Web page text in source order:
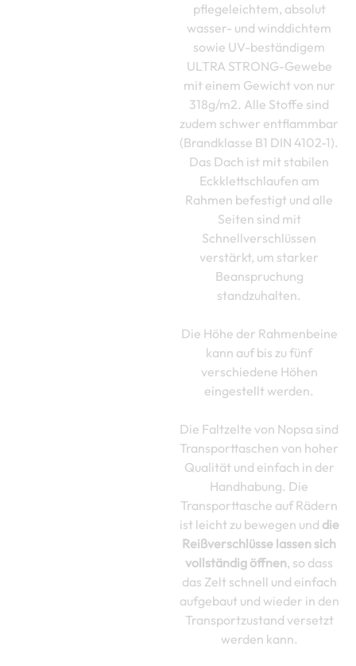
pflegeleichtem, absolut
wasser- und winddichtem
sowie UV-beständigem
ULTRA STRONG-Gewebe
mit einem Gewicht von nur
318g/m2. Alle Stoffe sind
zudem schwer entflammbar
(Brandklasse B1 DIN 4102-1).
Das Dach ist mit stabilen
Eckklettschlaufen am
Rahmen befestigt und alle
Seiten sind mit
Schnellverschlüssen
verstärkt, um starker
Beanspruchung
standzuhalten.
Die Höhe der Rahmenbeine
kann auf bis zu fünf
verschiedene Höhen
eingestellt werden.
Die Faltzelte von Nopsa sind
Transporttaschen von hoher
Qualität und einfach in der
Handhabung. Die
Transporttasche auf Rädern
ist leicht zu bewegen und die
Reißverschlüsse lassen sich
vollständig öffnen, so dass
das Zelt schnell und einfach
aufgebaut und wieder in den
Transportzustand versetzt
werden kann.